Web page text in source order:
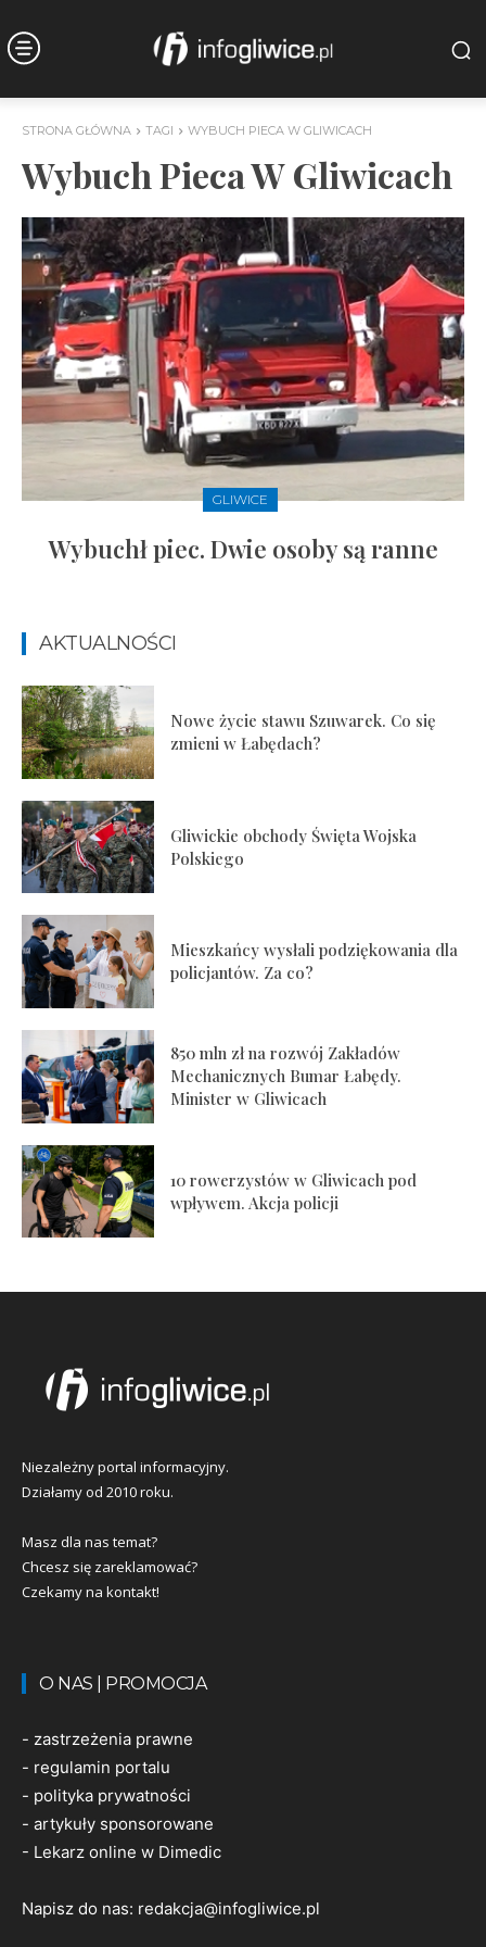
STRONA GŁÓWNA TAGI WYBUCH PIECA W GLIWICACH
Wybuch Pieca W Gliwicach
GLIWICE
Wybuchł piec. Dwie osoby są ranne
AKTUALNOŚCI
Nowe życie stawu Szuwarek. Co się
zmieni w Łabędach?
Gliwickie obchody Święta Wojska
Polskiego
Mieszkańcy wysłali podziękowania dla
policjantów. Za co?
850 mln zł na rozwój Zakładów
Mechanicznych Bumar Łabędy.
Minister w Gliwicach
10 rowerzystów w Gliwicach pod
wpływem. Akcja policji
Niezależny portal informacyjny.
Działamy od 2010 roku.
Masz dla nas temat?
Chcesz się zareklamować?
Czekamy na kontakt!
O NAS | PROMOCJA
- zastrzeżenia prawne
- regulamin portalu
- polityka prywatności
- artykuły sponsorowane
- Lekarz online w Dimedic
Napisz do nas: redakcja@infogliwice.pl